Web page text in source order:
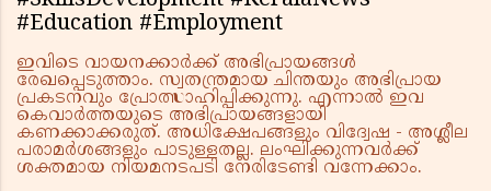
#Education #Employment
ഇവിടെ വായനക്കാർക്ക് അഭിപ്രായങ്ങൾ
രേഖപ്പെടുത്താം. സ്വതന്ത്രമായ ചിന്തയും അഭിപ്രായ
പ്രകടനവും പ്രോത്സാഹിപ്പിക്കുന്നു. എന്നാൽ ഇവ
കെവാർത്തയുടെ അഭിപ്രായങ്ങളായി
കണക്കാക്കരുത്. അധിക്ഷേപങ്ങളും വിദ്വേഷ - അശ്ലീല
പരാമർശങ്ങളും പാടുള്ളതല്ല. ലംഘിക്കുന്നവർക്ക്
ശക്തമായ നിയമനടപടി നേരിടേണ്ടി വന്നേക്കാം.